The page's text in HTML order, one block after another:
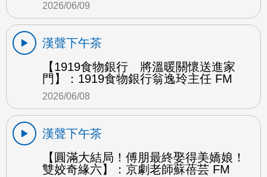
2026/06/09
漢聲下午茶
【1919食物銀行 將溫暖關懷送進家
門】：1919食物銀行翁逸玲主任 FM
2026/06/08
漢聲下午茶
【圓滿大結局！傅朋最終娶得美嬌娘！
雙姣奇緣六】：京劇老師蘇蓓芸 FM